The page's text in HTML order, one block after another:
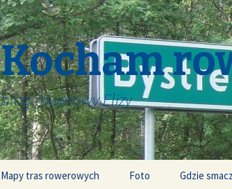
Kocham
blog rowerowy Elizy
Mapy tras rowerowych Foto Gdzie